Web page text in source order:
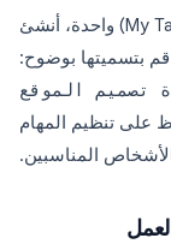
بدلاً من وضع كل شيء في قائمة “مهامي” (My Tasks) واحدة، أنشئ
بتسميتها بوضوح:
تصميم الموقع
على تنظيم المهام
المناسبين.